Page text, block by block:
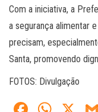
Com a iniciativa, a
a segurança alimentar
precisam,
Santa, promovendo
FOTOS: Divulgação